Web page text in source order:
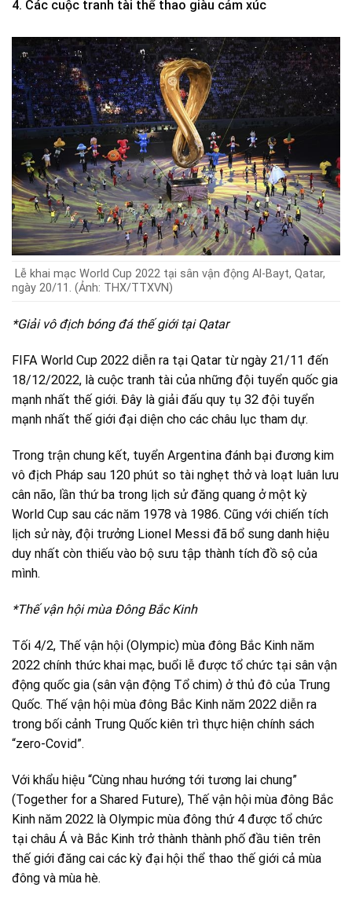
4. Các cuộc tranh tài thể thao giàu cảm xúc
Lễ khai mạc World Cup 2022 tại sân vận động Al-Bayt, Qatar,
ngày 20/11. (Ảnh: THX/TTXVN)
*Giải vô địch bóng đá thế giới tại Qatar
FIFA World Cup 2022 diễn ra tại Qatar từ ngày 21/11 đến
18/12/2022, là cuộc tranh tài của những đội tuyển quốc gia
mạnh nhất thế giới. Đây là giải đấu quy tụ 32 đội tuyển
mạnh nhất thế giới đại diện cho các châu lục tham dự.
Trong trận chung kết, tuyển Argentina đánh bại đương kim
vô địch Pháp sau 120 phút so tài nghẹt thở và loạt luân lưu
cân não, lần thứ ba trong lịch sử đăng quang ở một kỳ
World Cup sau các năm 1978 và 1986. Cũng với chiến tích
lịch sử này, đội trưởng Lionel Messi đã bổ sung danh hiệu
duy nhất còn thiếu vào bộ sưu tập thành tích đồ sộ của
mình.
*Thế vận hội mùa Đông Bắc Kinh
Tối 4/2, Thế vận hội (Olympic) mùa đông Bắc Kinh năm
2022 chính thức khai mạc, buổi lễ được tổ chức tại sân vận
động quốc gia (sân vận động Tổ chim) ở thủ đô của Trung
Quốc. Thế vận hội mùa đông Bắc Kinh năm 2022 diễn ra
trong bối cảnh Trung Quốc kiên trì thực hiện chính sách
“zero-Covid”.
Với khẩu hiệu “Cùng nhau hướng tới tương lai chung”
(Together for a Shared Future), Thế vận hội mùa đông Bắc
Kinh năm 2022 là Olympic mùa đông thứ 4 được tổ chức
tại châu Á và Bắc Kinh trở thành thành phố đầu tiên trên
thế giới đăng cai các kỳ đại hội thể thao thế giới cả mùa
đông và mùa hè.